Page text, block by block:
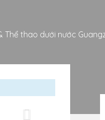
Thể thao dưới nước
TIếp